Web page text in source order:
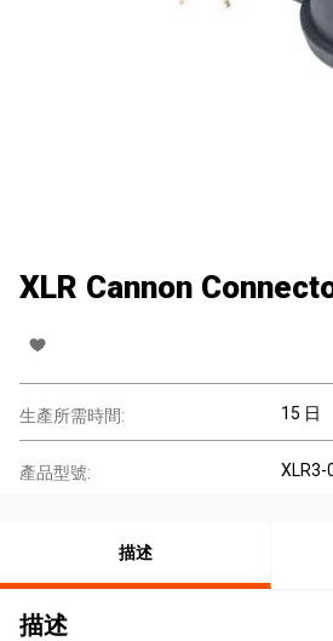
XLR Cannon
生產所需時間: 15 日
產品型號: XLR3-
描述
描述